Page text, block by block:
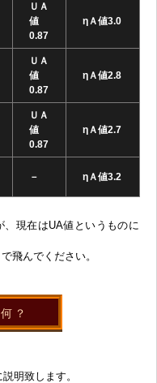
ＵＡ
値
0.87
ηＡ値3.0
ＵＡ
値
0.87
ηＡ値2.8
ＵＡ
値
0.87
ηＡ値2.7
－ ηＡ値3.2
、現在はUA値というものに
飛んでください。
？
明致します。